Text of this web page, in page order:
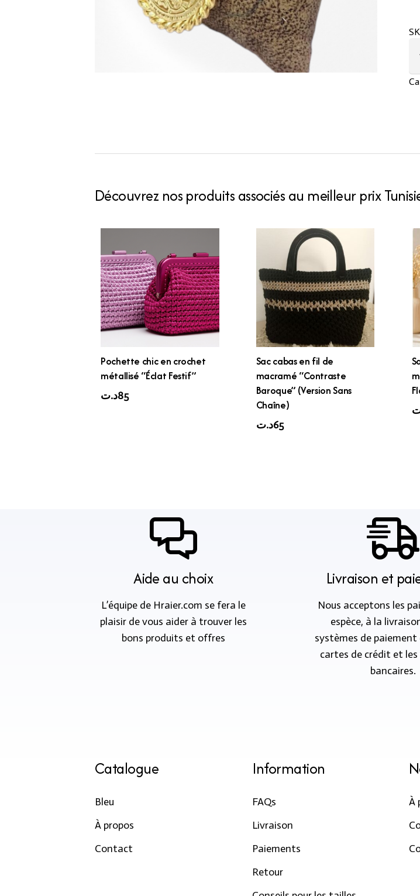
Découvrez nos produits associés au meilleur prix
Pochette chic en crochet
métallisé “Éclat Festif”
85د.ت
Sac cabas en fil de
macramé “Contraste
Baroque” (Version Sans
Chaîne)
65د.ت
Aide au choix
L’équipe de Hraier.com se fera le
plaisir de vous aider à trouver les
bons produits et offres
Livraison et
Nous acceptons les
espèce, à la
systèmes de paiement
cartes de crédit et
bancaires.
Catalogue
Bleu
À propos
Contact
Information
FAQs
Livraison
Paiements
Retour
À